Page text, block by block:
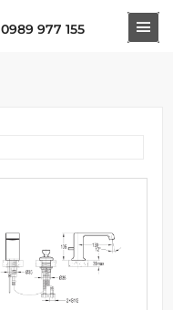
0989 977 155